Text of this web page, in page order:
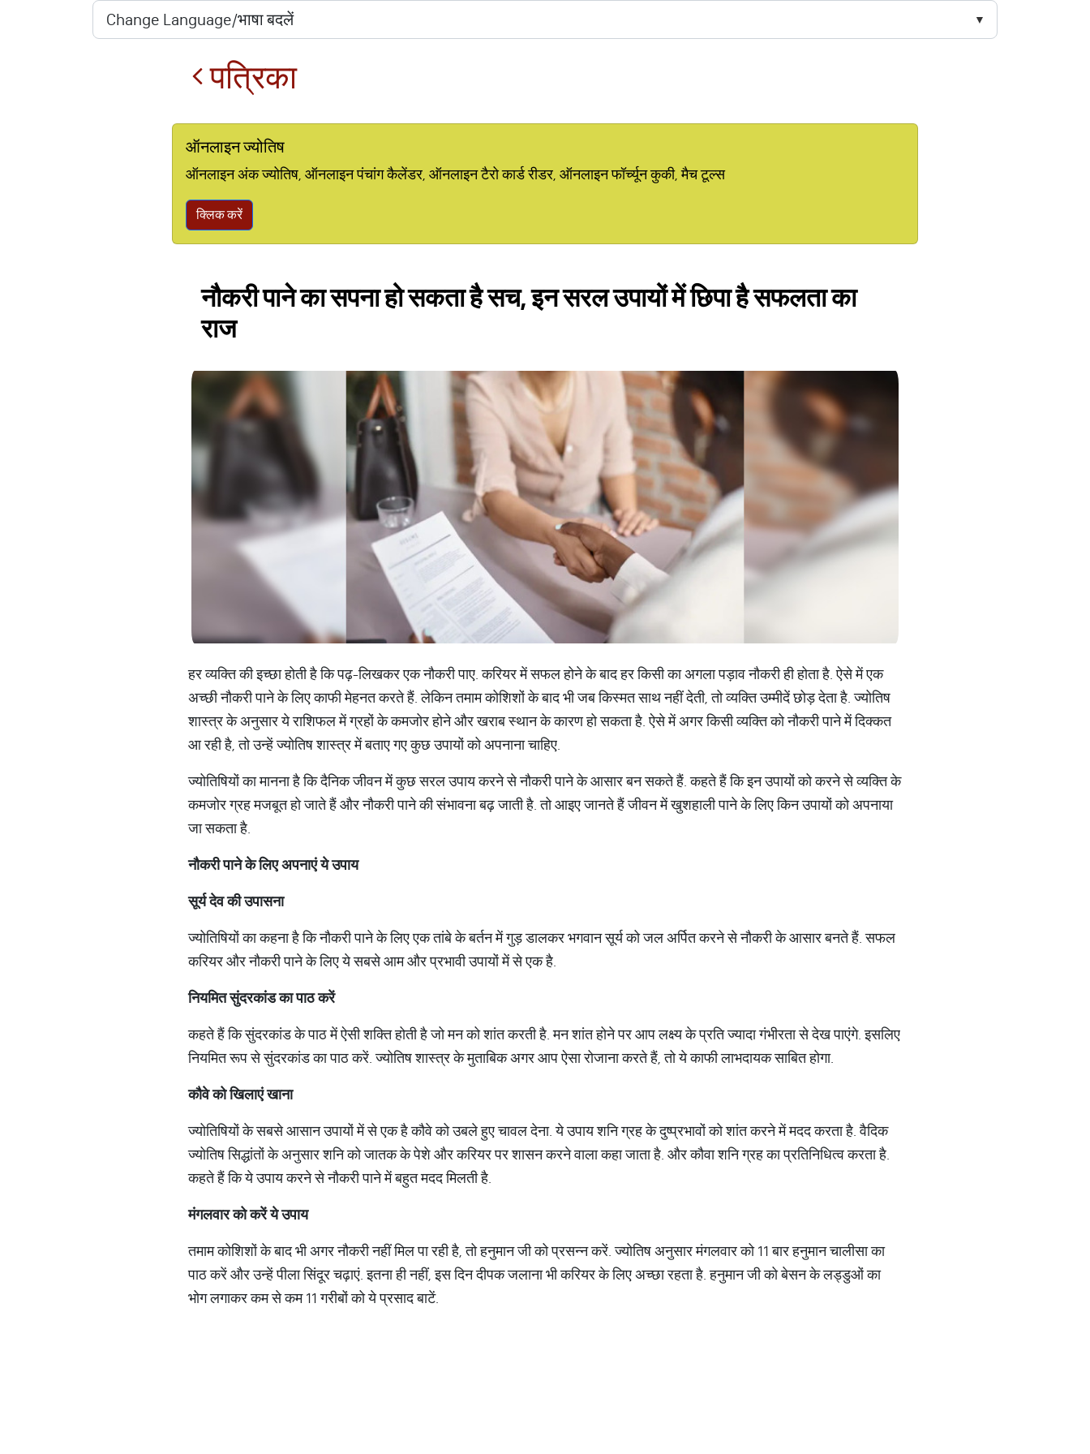
पत्रिका
ऑनलाइन ज्योतिष
ऑनलाइन अंक ज्योतिष, ऑनलाइन पंचांग कैलेंडर, ऑनलाइन टैरो कार्ड रीडर, ऑनलाइन फॉर्च्यून कुकी, मैच टूल्स
क्लिक करें
नौकरी पाने का सपना हो सकता है सच, इन सरल उपायों में छिपा है सफलता का
राज
हर व्यक्ति की इच्छा होती है कि पढ़-लिखकर एक नौकरी पाए. करियर में सफल होने के बाद हर किसी का अगला पड़ाव नौकरी ही होता है. ऐसे में एक
अच्छी नौकरी पाने के लिए काफी मेहनत करते हैं. लेकिन तमाम कोशिशों के बाद भी जब किस्मत साथ नहीं देती, तो व्यक्ति उम्मीदें छोड़ देता है. ज्योतिष
शास्त्र के अनुसार ये राशिफल में ग्रहों के कमजोर होने और खराब स्थान के कारण हो सकता है. ऐसे में अगर किसी व्यक्ति को नौकरी पाने में दिक्कत
आ रही है, तो उन्हें ज्योतिष शास्त्र में बताए गए कुछ उपायों को अपनाना चाहिए.
ज्योतिषियों का मानना है कि दैनिक जीवन में कुछ सरल उपाय करने से नौकरी पाने के आसार बन सकते हैं. कहते हैं कि इन उपायों को करने से व्यक्ति के
कमजोर ग्रह मजबूत हो जाते हैं और नौकरी पाने की संभावना बढ़ जाती है. तो आइए जानते हैं जीवन में खुशहाली पाने के लिए किन उपायों को अपनाया
जा सकता है.
नौकरीपानेकेलिएअपनाएंयेउपाय
सूर्यदेवकीउपासना
ज्योतिषियों का कहना है कि नौकरी पाने के लिए एक तांबे के बर्तन में गुड़ डालकर भगवान सूर्य को जल अर्पित करने से नौकरी के आसार बनते हैं. सफल
करियर और नौकरी पाने के लिए ये सबसे आम और प्रभावी उपायों में से एक है.
नियमितसुंदरकांडकापाठकरें
कहते हैं कि सुंदरकांड के पाठ में ऐसी शक्ति होती है जो मन को शांत करती है. मन शांत होने पर आप लक्ष्य के प्रति ज्यादा गंभीरता से देख पाएंगे. इसलिए
नियमित रूप से सुंदरकांड का पाठ करें. ज्योतिष शास्त्र के मुताबिक अगर आप ऐसा रोजाना करते हैं, तो ये काफी लाभदायक साबित होगा.
कौवेकोखिलाएंखाना
ज्योतिषियों के सबसे आसान उपायों में से एक है कौवे को उबले हुए चावल देना. ये उपाय शनि ग्रह के दुष्प्रभावों को शांत करने में मदद करता है. वैदिक
ज्योतिष सिद्धांतों के अनुसार शनि को जातक के पेशे और करियर पर शासन करने वाला कहा जाता है. और कौवा शनि ग्रह का प्रतिनिधित्व करता है.
कहते हैं कि ये उपाय करने से नौकरी पाने में बहुत मदद मिलती है.
मंगलवारकोकरेंयेउपाय
तमाम कोशिशों के बाद भी अगर नौकरी नहीं मिल पा रही है, तो हनुमान जी को प्रसन्न करें. ज्योतिष अनुसार मंगलवार को 11 बार हनुमान चालीसा का
पाठ करें और उन्हें पीला सिंदूर चढ़ाएं. इतना ही नहीं, इस दिन दीपक जलाना भी करियर के लिए अच्छा रहता है. हनुमान जी को बेसन के लड्डुओं का
भोग लगाकर कम से कम 11 गरीबों को ये प्रसाद बाटें.